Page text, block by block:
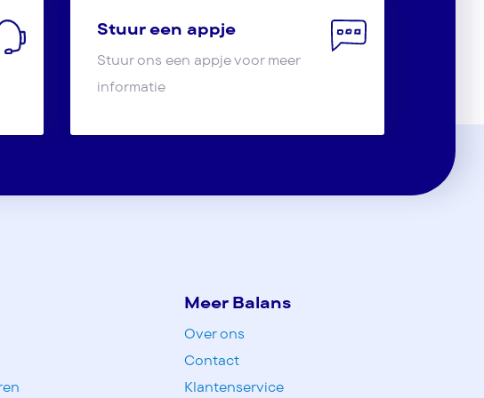
Stuur een appje
Stuur ons een appje voor meer
informatie
Meer Balans
Over ons
Contact
Klantenservice